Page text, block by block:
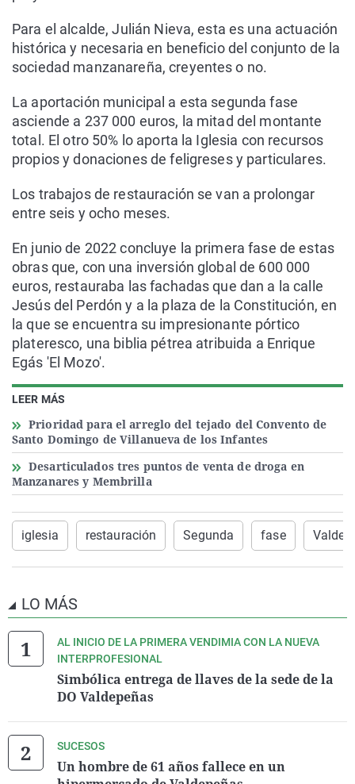
LEER MÁS
Prioridad para el arreglo del tejado del Convento de
Santo Domingo de Villanueva de los Infantes
Desarticulados tres puntos de venta de droga en
Manzanares y Membrilla
Para el alcalde, Julián Nieva, esta es una actuación
histórica y necesaria en beneficio del conjunto de la
sociedad manzanareña, creyentes o no.
La aportación municipal a esta segunda fase
asciende a 237 000 euros, la mitad del montante
total. El otro 50% lo aporta la Iglesia con recursos
propios y donaciones de feligreses y particulares.
Los trabajos de restauración se van a prolongar
entre seis y ocho meses.
En junio de 2022 concluye la primera fase de estas
obras que, con una inversión global de 600 000
euros, restauraba las fachadas que dan a la calle
Jesús del Perdón y a la plaza de la Constitución, en
la que se encuentra su impresionante pórtico
plateresco, una biblia pétrea atribuida a Enrique
Egás 'El Mozo'.
iglesia restauración Segunda fase
LO MÁS
AL INICIO DE LA PRIMERA VENDIMIA CON LA NUEVA
INTERPROFESIONAL
Simbólica entrega de llaves de la sede de la
DO Valdepeñas
SUCESOS
Un hombre de 61 años fallece en un